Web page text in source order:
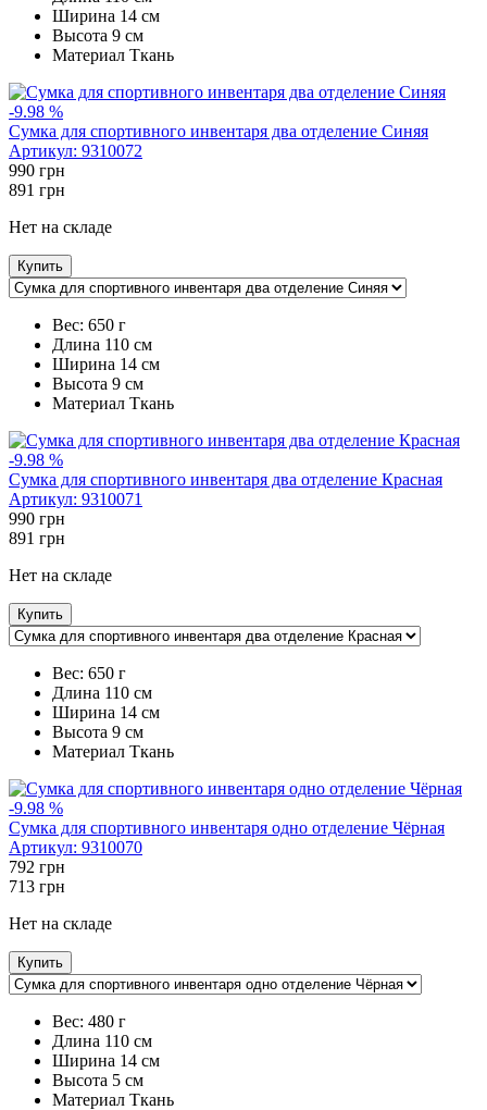
Ширина 14 см
Высота 9 см
Maтериал Ткань
-9.98 %
Сумка для спортивного инвентаря два отделение Синяя
Артикул: 9310072
990 грн
891 грн
Нет на складе
Купить
Вес: 650 г
Длина 110 см
Ширина 14 см
Высота 9 см
Maтериал Ткань
-9.98 %
Сумка для спортивного инвентаря два отделение Красная
Артикул: 9310071
990 грн
891 грн
Нет на складе
Купить
Вес: 650 г
Длина 110 см
Ширина 14 см
Высота 9 см
Maтериал Ткань
-9.98 %
Сумка для спортивного инвентаря одно отделение Чёрная
Артикул: 9310070
792 грн
713 грн
Нет на складе
Купить
Вес: 480 г
Длина 110 см
Ширина 14 см
Высота 5 см
Maтериал Ткань